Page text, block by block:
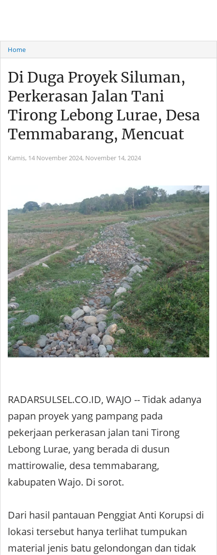
Home
Di Duga Proyek Siluman,
Perkerasan Jalan Tani
Tirong Lebong Lurae, Desa
Temmabarang, Mencuat
Kamis, 14 November 2024, November 14, 2024
RADARSULSEL.CO.ID, WAJO -- Tidak adanya
papan proyek yang pampang pada
pekerjaan perkerasan jalan tani Tirong
Lebong Lurae, yang berada di dusun
mattirowalie, desa temmabarang,
kabupaten Wajo. Di sorot.
Dari hasil pantauan Penggiat Anti Korupsi di
lokasi tersebut hanya terlihat tumpukan
material jenis batu gelondongan dan tidak